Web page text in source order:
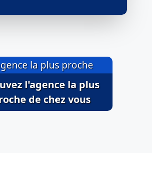
la plus proche
l'agence la plus
de chez vous